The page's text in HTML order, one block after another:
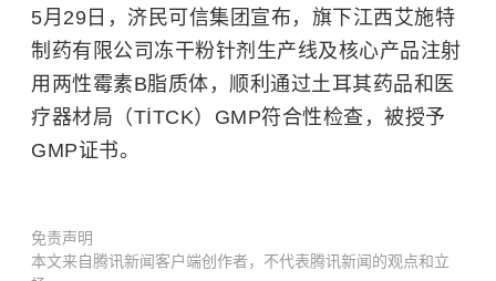
5月29日，济民可信集团宣布，旗下江西艾施特
制药有限公司冻干粉针剂生产线及核心产品注射
用两性霉素B脂质体，顺利通过土耳其药品和医
疗器材局（TİTCK）GMP符合性检查，被授予
GMP证书。
免责声明
本文来自腾讯新闻客户端创作者，不代表腾讯新闻的观点和立